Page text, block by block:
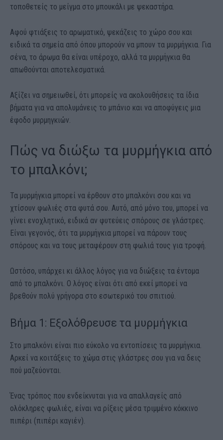
τοποθετείς το μείγμα στο μπουκάλι με ψεκαστήρα.
Αφού φτιάξεις το αρωματικό, ψεκάζεις το χώρο σου και
ειδικά τα σημεία από όπου μπορούν να μπουν τα μυρμήγκια. Για
σένα, το άρωμα θα είναι υπέροχο, αλλά τα μυρμήγκια θα
απωθούνται αποτελεσματικά.
Αξίζει να σημειωθεί, ότι μπορείς να ακολουθήσεις τα ίδια
βήματα για να απολυμάνεις το μπάνιο και να αποφύγεις μια
έφοδο μυρμηγκιών.
Πώς να διώξω τα μυρμήγκια από
το μπαλκόνι;
Τα μυρμήγκια μπορεί να έρθουν στο μπαλκόνι σου και να
χτίσουν φωλιές στα φυτά σου. Αυτό, από μόνο του, μπορεί να
γίνει ενοχλητικό, ειδικά αν φυτεύεις σπόρους σε γλάστρες.
Είναι γεγονός, ότι τα μυρμήγκια μπορεί να πάρουν τους
σπόρους και να τους μεταφέρουν στη φωλιά τους για τροφή.
Ωστόσο, υπάρχει κι άλλος λόγος για να διώξεις τα έντομα
από το μπαλκόνι. Ο λόγος είναι ότι από εκεί μπορεί να
βρεθούν πολύ γρήγορα στο εσωτερικό του σπιτιού.
Βήμα 1: Εξολόθρευσε τα μυρμήγκια
Στο μπαλκόνι είναι πιο εύκολο να εντοπίσεις τα μυρμήγκια.
Αρκεί να κοιτάξεις το χώμα στις γλάστρες σου για να δεις
πού μαζεύονται.
Ένας τρόπος που ενδείκνυται για να απαλλαγείς από
ολόκληρες φωλιές, είναι να ρίξεις μέσα τριμμένο κόκκινο
πιπέρι (πιπέρι καγιέν).